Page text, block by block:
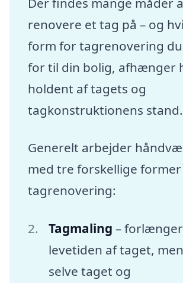
renovere et tag på – og
form for tagrenovering
for til din bolig, afhænger
holdent af tagets og
tagkonstruktionens stand.
Generelt arbejder
med tre forskellige
tagrenovering:
Tagmaling – forlænger
levetiden af taget,
selve taget og